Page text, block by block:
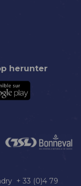
herunter
+ 33 (0)4 79